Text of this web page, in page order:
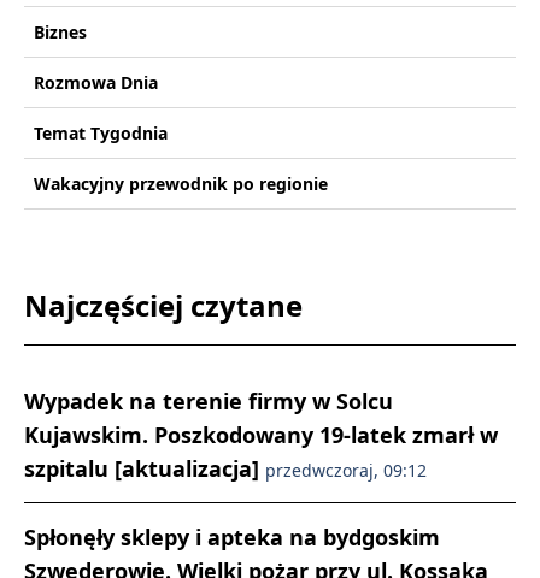
Biznes
Rozmowa Dnia
Temat Tygodnia
Wakacyjny przewodnik po regionie
Najczęściej czytane
Wypadek na terenie firmy w Solcu
Kujawskim. Poszkodowany 19-latek zmarł w
szpitalu [aktualizacja] przedwczoraj, 09:12
Spłonęły sklepy i apteka na bydgoskim
Szwederowie. Wielki pożar przy ul. Kossaka